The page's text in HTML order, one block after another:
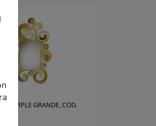
TEMPLE GRANDE, COD.